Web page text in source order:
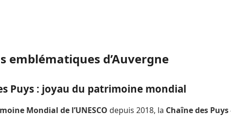
emblématiques d’Auvergne
Puys : joyau du patrimoine mondial
Mondial de l’UNESCO depuis 2018, la Chaîne des